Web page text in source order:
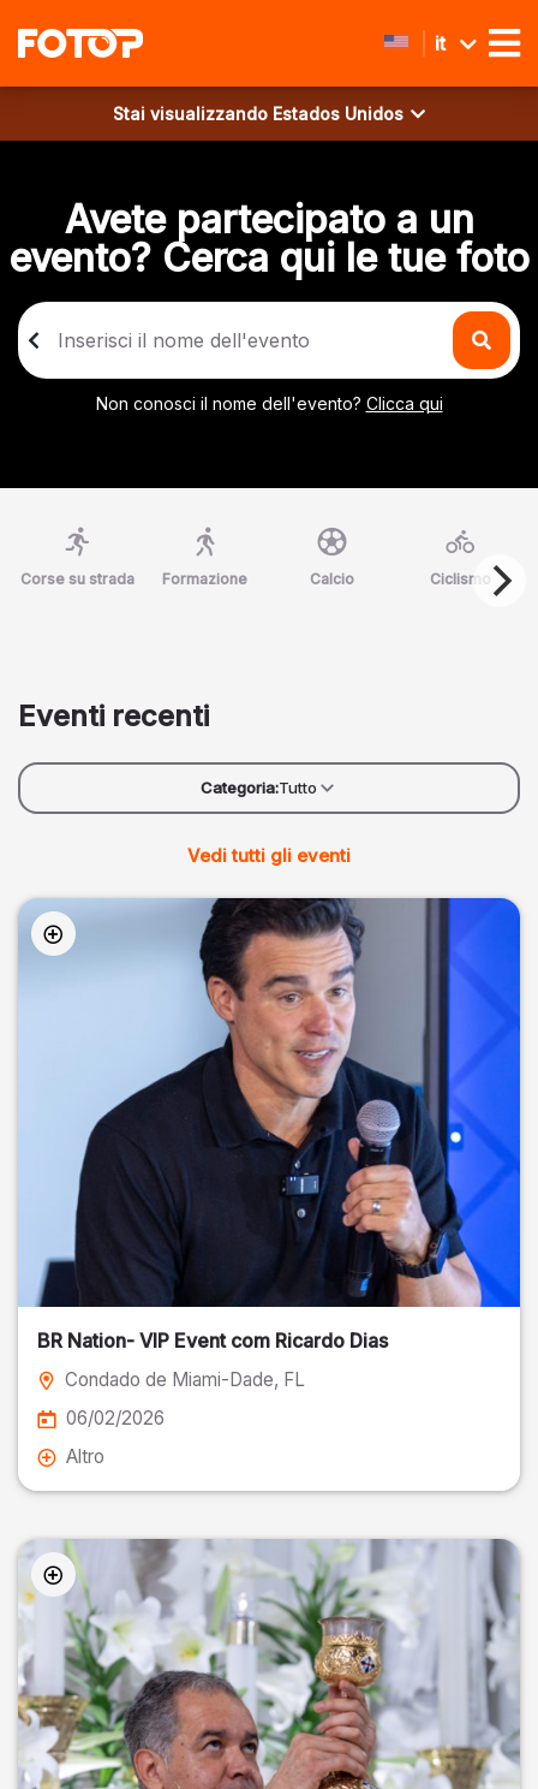
it
Stai visualizzando Estados Unidos
Avete partecipato a un
evento? Cerca qui le tue foto
Non conosci il nome dell'evento? Clicca qui
Corse su strada Formazione Calcio Ciclismo
Eventi recenti
Categoria:Tutto
Vedi tutti gli eventi
BR Nation- VIP Event com Ricardo Dias
Condado de Miami-Dade, FL
06/02/2026
Altro